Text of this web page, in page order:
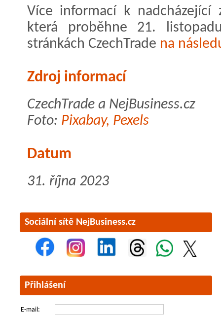
Více informací k nadcházející
která proběhne 21.
stránkách CzechTrade na
Zdroj informací
CzechTrade a NejBusiness.cz
Foto: Pixabay, Pexels
Datum
31. října 2023
Sociální sítě NejBusiness.cz
Přihlášení
E-mail: